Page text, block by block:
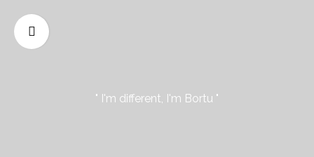
" I'm different, I'm Bortu "